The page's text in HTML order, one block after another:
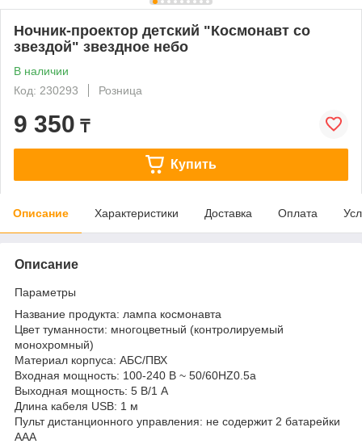
Ночник-проектор детский "Космонавт со
звездой" звездное небо
В наличии
Код: 230293
Розница
9 350 ₸
Купить
Описание Характеристики Доставка Оплата
Описание
Параметры
Название продукта: лампа космонавта
Цвет туманности: многоцветный (контролируемый
монохромный)
Материал корпуса: АБС/ПВХ
Входная мощность: 100-240 В ~ 50/60HZ0.5a
Выходная мощность: 5 В/1 А
Длина кабеля USB: 1 м
Пульт дистанционного управления: не содержит 2 батарейки
AAA